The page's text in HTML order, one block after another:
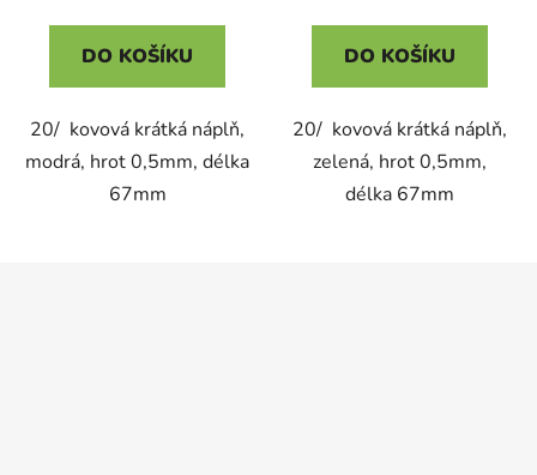
DO KOŠÍKU
20/ kovová krátká náplň,
modrá, hrot 0,5mm, délka
67mm
DO KOŠÍKU
20/ kovová krátká náplň,
zelená, hrot 0,5mm,
délka 67mm